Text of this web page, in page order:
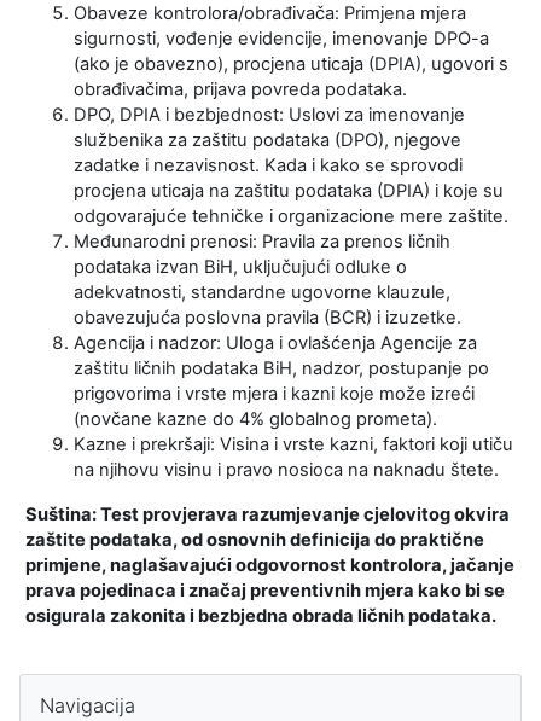
Obaveze kontrolora/obrađivača: Primjena mjera
sigurnosti, vođenje evidencije, imenovanje DPO-a
(ako je obavezno), procjena uticaja (DPIA), ugovori s
obrađivačima, prijava povreda podataka.
DPO, DPIA i bezbjednost: Uslovi za imenovanje
službenika za zaštitu podataka (DPO), njegove
zadatke i nezavisnost. Kada i kako se sprovodi
procjena uticaja na zaštitu podataka (DPIA) i koje su
odgovarajuće tehničke i organizacione mere zaštite.
Međunarodni prenosi: Pravila za prenos ličnih
podataka izvan BiH, uključujući odluke o
adekvatnosti, standardne ugovorne klauzule,
obavezujuća poslovna pravila (BCR) i izuzetke.
Agencija i nadzor: Uloga i ovlašćenja Agencije za
zaštitu ličnih podataka BiH, nadzor, postupanje po
prigovorima i vrste mjera i kazni koje može izreći
(novčane kazne do 4% globalnog prometa).
Kazne i prekršaji: Visina i vrste kazni, faktori koji utiču
na njihovu visinu i pravo nosioca na naknadu štete.
Suština: Test provjerava razumjevanje cjelovitog okvira
zaštite podataka, od osnovnih definicija do praktične
primjene, naglašavajući odgovornost kontrolora, jačanje
prava pojedinaca i značaj preventivnih mjera kako bi se
osigurala zakonita i bezbjedna obrada ličnih podataka.
Blokovi
Navigacija